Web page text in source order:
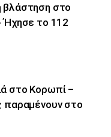
βλάστηση στο
Ήχησε το 112
στο Κορωπί –
παραμένουν στο